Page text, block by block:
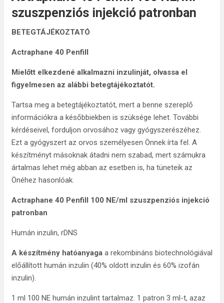
szuszpenziós injekció patronban
BETEGTÁJÉKOZTATÓ
Actraphane 40 Penfill
Mielőtt elkezdené alkalmazni inzulinját, olvassa el
figyelmesen az alábbi betegtájékoztatót.
Tartsa meg a betegtájékoztatót, mert a benne szereplő
információkra a későbbiekben is szüksége lehet. További
kérdéseivel, forduljon orvosához vagy gyógyszerészéhez.
Ezt a gyógyszert az orvos személyesen Önnek írta fel. A
készítményt másoknak átadni nem szabad, mert számukra
ártalmas lehet még abban az esetben is, ha tüneteik az
Önéhez hasonlóak.
Actraphane 40 Penfill 100 NE/ml szuszpenziós injekció
patronban
Humán inzulin, rDNS
A készítmény hatóanyaga a rekombináns biotechnológiával
előállított humán inzulin (40% oldott inzulin és 60% izofán
inzulin).
1 ml 100 NE humán inzulint tartalmaz. 1 patron 3 ml-t, azaz